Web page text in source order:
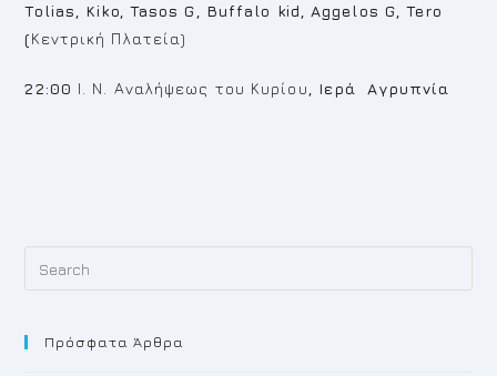
Tolias
, Kiko , Tasos G , Buffalo kid , Aggelos G , Tero
(Κεντρική Πλατεία)
22:00 Ι. Ν. Αναλήψεως του Κυρίου Iερά Αγρυπνία
Πρόσφατα Άρθρα